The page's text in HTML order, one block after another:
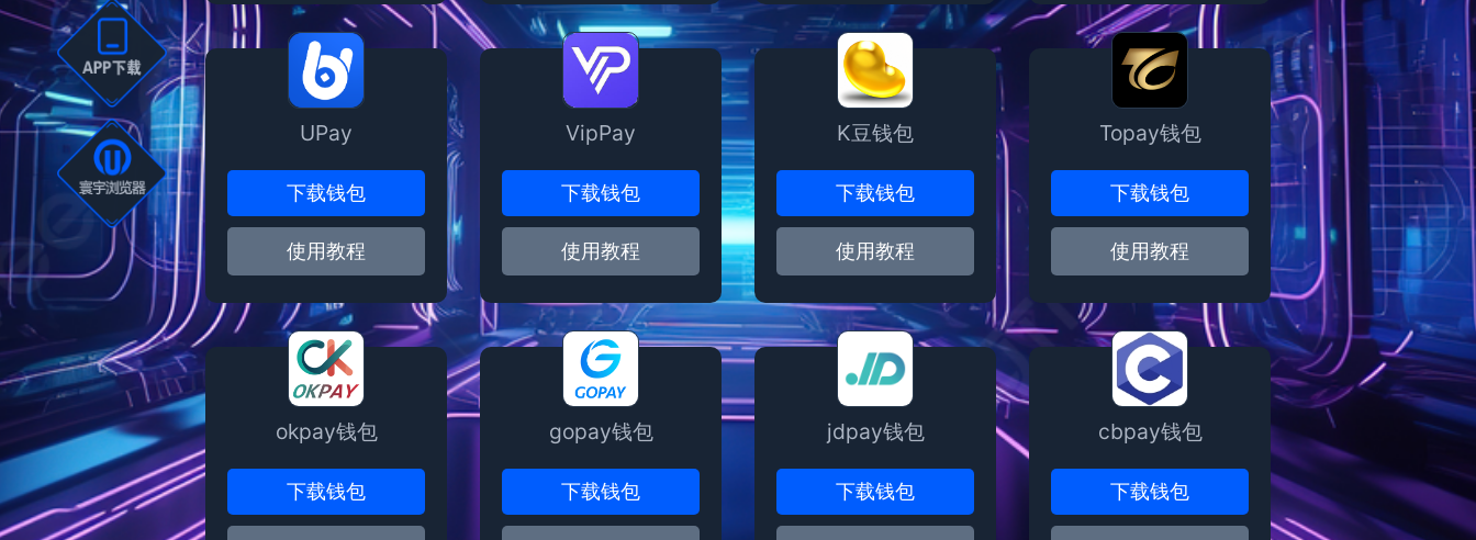
UPay
下载钱包
使用教程
VipPay
下载钱包
使用教程
K豆钱包
下载钱包
使用教程
Topay钱包
下载钱包
使用教程
okpay钱包
下载钱包
gopay钱包
下载钱包
jdpay钱包
下载钱包
cbpay钱包
下载钱包